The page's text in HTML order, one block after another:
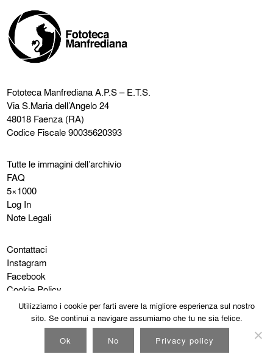
Fototeca ManfredianaA.P.S – E.T.S.
Via S.Maria dell’Angelo 24
48018 Faenza (RA)
Codice Fiscale 90035620393
Tutte le immagini dell’archivio
FAQ
5×1000
Log In
Note Legali
Contattaci
Instagram
Facebook
Cookie Policy
Privacy Policy
Utilizziamo i cookie per farti avere la migliore esperienza sul nostro
sito. Se continui a navigare assumiamo che tu ne sia felice.
Ok
No Privacy policy